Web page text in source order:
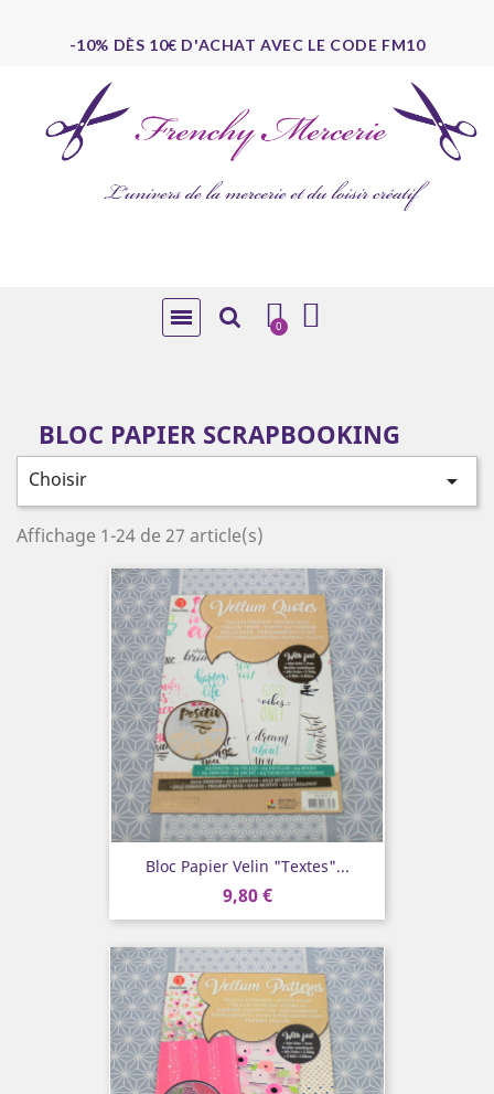
-10% DÈS 10€ D'ACHAT AVEC LE CODE FM10
BLOC PAPIER SCRAPBOOKING
Choisir 
Affichage 1-24 de 27 article(s)
Bloc Papier Velin "Textes"...
9,80 €